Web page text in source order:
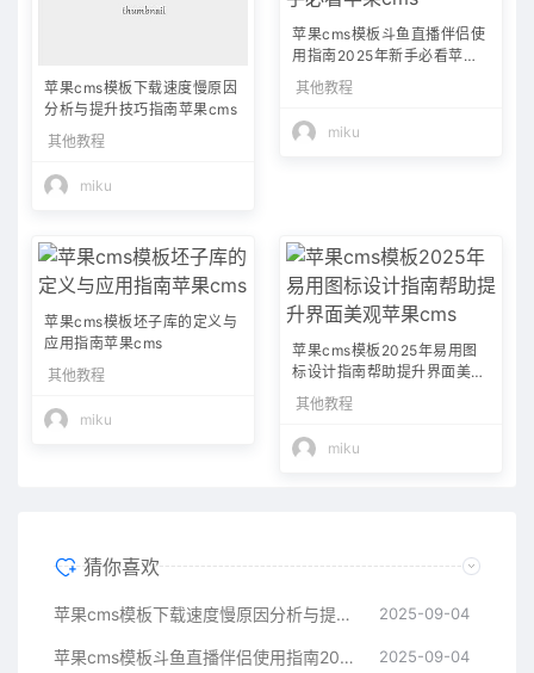
苹果cms模板下载速度慢原因
分析与提升技巧指南苹果cms
其他教程
miku
苹果cms模板斗鱼直播伴侣使
用指南2025年新手必看苹果c
ms
其他教程
miku
苹果cms模板坯子库的定义与
应用指南苹果cms
其他教程
miku
苹果cms模板2025年易用图
标设计指南帮助提升界面美观
苹果cms
其他教程
miku
猜你喜欢
苹果cms模板下载速度慢原因分析与提升技巧指南苹果cms 2025-09-04
苹果cms模板斗鱼直播伴侣使用指南2025年新手必看苹果cms 2025-09-04